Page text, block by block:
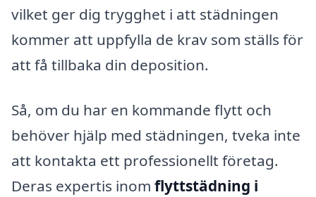
vilket ger dig trygghet i att städningen
kommer att uppfylla de krav som ställs för
att få tillbaka din deposition.
Så, om du har en kommande flytt och
behöver hjälp med städningen, tveka inte
att kontakta ett professionellt företag.
Deras expertis inom flyttstädning i